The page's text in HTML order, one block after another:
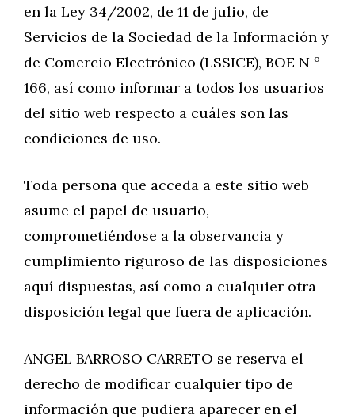
en la Ley 34/2002, de 11 de julio, de
Servicios de la Sociedad de la Información y
de Comercio Electrónico (LSSICE), BOE N º
166, así como informar a todos los usuarios
del sitio web respecto a cuáles son las
condiciones de uso.
Toda persona que acceda a este sitio web
asume el papel de usuario,
comprometiéndose a la observancia y
cumplimiento riguroso de las disposiciones
aquí dispuestas, así como a cualquier otra
disposición legal que fuera de aplicación.
ANGEL BARROSO CARRETO se reserva el
derecho de modificar cualquier tipo de
información que pudiera aparecer en el